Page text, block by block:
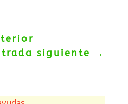
siguiente
→